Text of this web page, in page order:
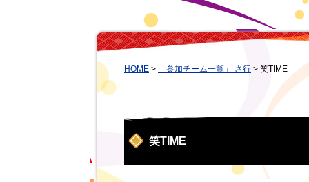
HOME > 「参加チーム一覧」 さ行 > 笑TIME
笑TIME